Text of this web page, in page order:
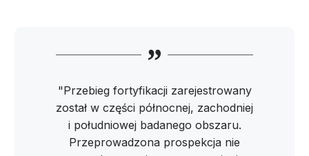
"Przebieg fortyfikacji zarejestrowany
został w części północnej, zachodniej
i południowej badanego obszaru.
Przeprowadzona prospekcja nie